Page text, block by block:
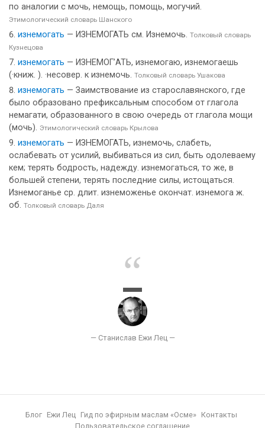
по аналогии с мочь, немощь, помощь, могучий.
Этимологический словарь Шанского
изнемогать — ИЗНЕМОГАТЬ см. Изнемочь. Толковый словарь
Кузнецова
изнемогать — ИЗНЕМОГ’АТЬ, изнемогаю, изнемогаешь
(·книж. ). ·несовер. к изнемочь. Толковый словарь Ушакова
изнемогать — Заимствование из старославянского, где
было образовано префиксальным способом от глагола
немагати, образованного в свою очередь от глагола мощи
(мочь). Этимологический словарь Крылова
изнемогать — ИЗНЕМОГАТЬ, изнемочь, слабеть,
ослабевать от усилий, выбиваться из сил, быть одолеваему
кем; терять бодрость, надежду. изнемогаться, то же, в
большей степени, терять последние силы, истощаться.
Изнемоганье ср. длит. изнеможенье окончат. изнемога ж.
об. Толковый словарь Даля
Блог Ежи Лец Гид по эфирным маслам «Осме»
Контакты
Пользовательское соглашение